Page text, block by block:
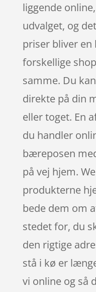
liggende
udvalget, og
priser bliver en
forskellige
samme. Du
direkte på din
eller toget. En
du handler
bæreposen
på vej hjem.
produkterne
bede dem om
stedet for, du
den rigtige
stå i kø er
vi online og så